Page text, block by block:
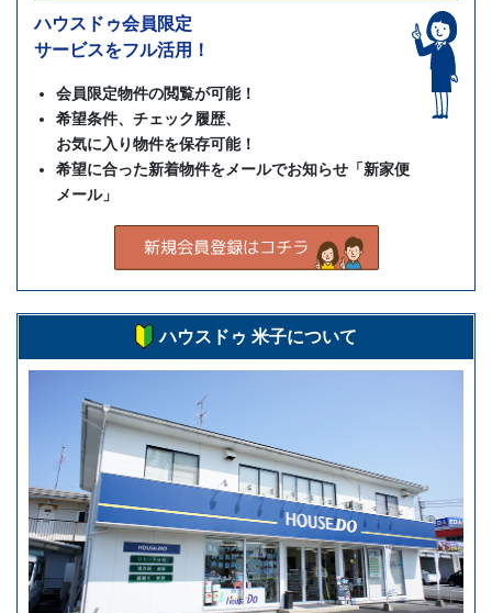
ハウスドゥ会員限定
サービスをフル活用！
会員限定物件の閲覧が可能！
希望条件、チェック履歴、
お気に入り物件を保存可能！
希望に合った新着物件をメールでお知らせ「新家便
メール」
ハウスドゥ 米子について